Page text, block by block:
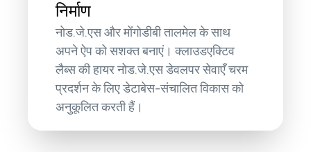
निर्माण
नोड.जे.एस और मोंगोडीबी तालमेल के साथ
अपने ऐप को सशक्त बनाएं। क्लाउडएक्टिव
लैब्स की हायर नोड.जे.एस डेवलपर सेवाएँ चरम
प्रदर्शन के लिए डेटाबेस-संचालित विकास को
अनुकूलित करती हैं।